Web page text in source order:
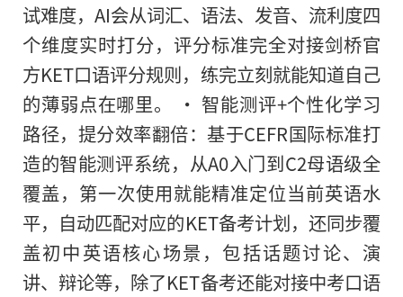
试难度，AI会从词汇、语法、发音、流利度四
个维度实时打分，评分标准完全对接剑桥官
方KET口语评分规则，练完立刻就能知道自己
的薄弱点在哪里。 • 智能测评+个性化学习
路径，提分效率翻倍：基于CEFR国际标准打
造的智能测评系统，从A0入门到C2母语级全
覆盖，第一次使用就能精准定位当前英语水
平，自动匹配对应的KET备考计划，还同步覆
盖初中英语核心场景，包括话题讨论、演
讲、辩论等，除了KET备考还能对接中考口语